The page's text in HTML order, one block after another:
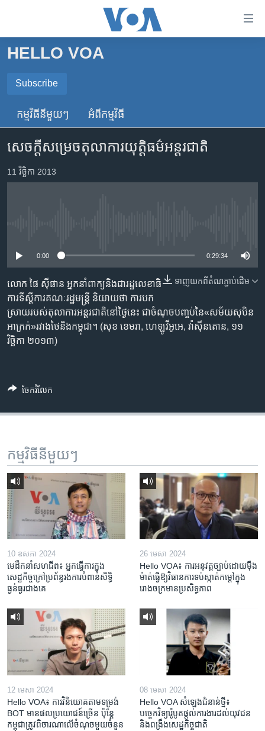
គេហទំព័រ​
រំលង​
ព័ត៌មាន​​
តែ​
ម្តង
រចនា
សម្ព័ន្ធ​
រំលង​
និង​
ចូល​
ទៅ​
រក
កម្ពុជា
អន្តរជាតិ
ចិន
ហេឡូវីអូអេ
កម្ពុជាច្នៃប្រតិដ្ឋ
កម្មវិធីទាំងអស់
Khmer English
បណ្តាញ​សង្គម
HELLO VOA
Subscribe
SUBSCRIBE
ទទួល​​​សេវា​​​ Podcast
កម្មវិធី​នីមួយៗ អំពី​កម្មវិធី​
សេចក្តី​សម្រេច​តុលាការ​យុត្តិធម៌​អន្តរជាតិ​
11 វិច្ឆិកា 2013
0:00 0:29:34
ទាញ​យក​ពី​តំណភ្ជាប់​ដើម
លោក ផៃ ស៊ីផាន អ្នកនាំ​ពាក្យ​និង​ជា​រដ្ឋលេខាធិ
ការ​ទីស្តីការ​គណៈរដ្ឋមន្ត្រី​ និយាយ​ថា ការ​បក
ស្រាយ​របស់​តុលាការ​អន្តរជាតិ​នៅ​ថ្ងៃ​នេះ ជា​ចំណុច​បញ្ចប់​នៃ​«សម័យ​សុបិន​
អាក្រក់»​រវាង​ថៃ​និង​កម្ពុជា។​ (សុខ ខេមរា, ហេឡូវីអូអេ, វ៉ាស៊ីនតោន, ១១
វិច្ឆិកា ២០១៣)
ចែករំលែក
កម្មវិធី​នីមួយៗ
10 ឧសភា 2024
មេដឹកនាំសហជីព៖ អ្នកធ្វើការក្នុង
សេដ្ឋកិច្ចក្រៅប្រព័ន្ធរងការបំពានសិទ្ធិ
ធ្ងន់ធ្ងរជាងគេ
26 មេសា 2024
Hello VOA៖ ការអនុវត្ត​ច្បាប់​ដោយ​ម៉ឺង
ម៉ាត់​ធ្វើ​ឱ្យ​វិធានការ​ទប់ស្កាត់​កម្តៅ​ក្នុង​
រោងចក្រ​មាន​ប្រសិទ្ធភាព​​
12 មេសា 2024
Hello VOA៖ ការ​វិនិយោគ​តាម​ទម្រង់ ​
BOT​ មាន​ផល​ប្រយោជន៍​ច្រើន ប៉ុន្តែ​
កម្ពុជា​ត្រូវ​ពិចារណា​លើ​ចំណុច​មួយ​ចំនួន
08 មេសា 2024
Hello VOA សំឡេង​ជំនាន់​ថ្មី៖
បច្ចេកវិទ្យា​រ៉ូបូត​ផ្តល់​ការងារ​ដល់​យុវជន
និង​ពង្រឹង​​សេដ្ឋកិច្ច​ជាតិ​​​​​​